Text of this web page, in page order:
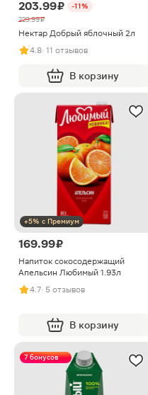
203.99 ₽
-11%
229.99 ₽
Нектар Добрый яблочный 2л
4.8· 11 отзывов
В корзину
+5% с Премиум
169.99 ₽
Напиток сокосодержащий
Апельсин Любимый 1.93л
4.7· 5 отзывов
В корзину
7 бонусов